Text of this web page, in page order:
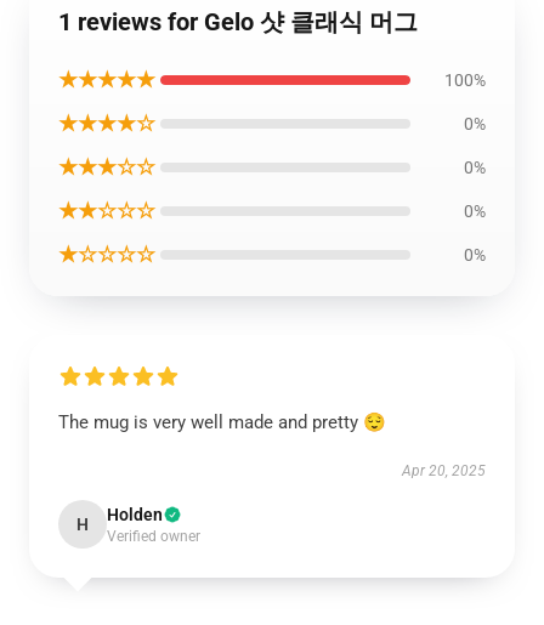
1 reviews for Gelo 샷 클래식 머그
★★★★★ 100%
★★★★☆ 0%
★★★☆☆ 0%
★★☆☆☆ 0%
★☆☆☆☆ 0%
The mug is very well made and pretty 😌
Apr 20, 2025
H Holden
Verified owner